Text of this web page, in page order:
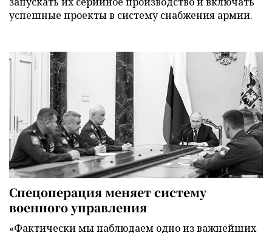
успешные проекты в систему снабжения армии.
Спецоперация меняет систему
военного управления
«Фактически мы наблюдаем одно из важнейших